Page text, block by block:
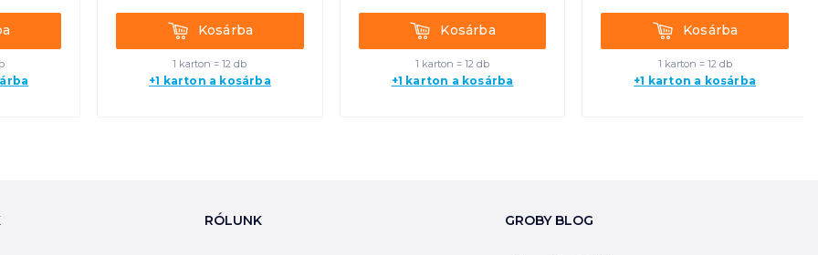
KosárbaKosárba
1 karton = 12 db
+1 karton a kosárba
KosárbaKosárba
1 karton = 12 db
+1 karton a kosárba
KosárbaKosárba
1 karton = 12 db
+1 karton a kosárba
RÓLUNK GROBY BLOG